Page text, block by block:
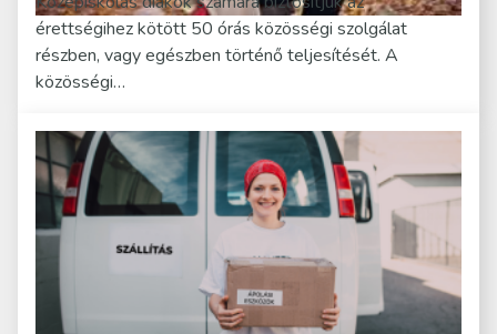
érettségihez kötött 50 órás közösségi szolgálat
részben, vagy egészben történő teljesítését. A
közösségi…